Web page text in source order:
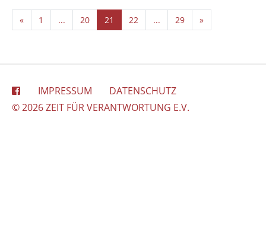
« 1 ... 20 21 22 ... 29 »
IMPRESSUM
DATENSCHUTZ
© 2026 ZEIT FÜR VERANTWORTUNG E.V.